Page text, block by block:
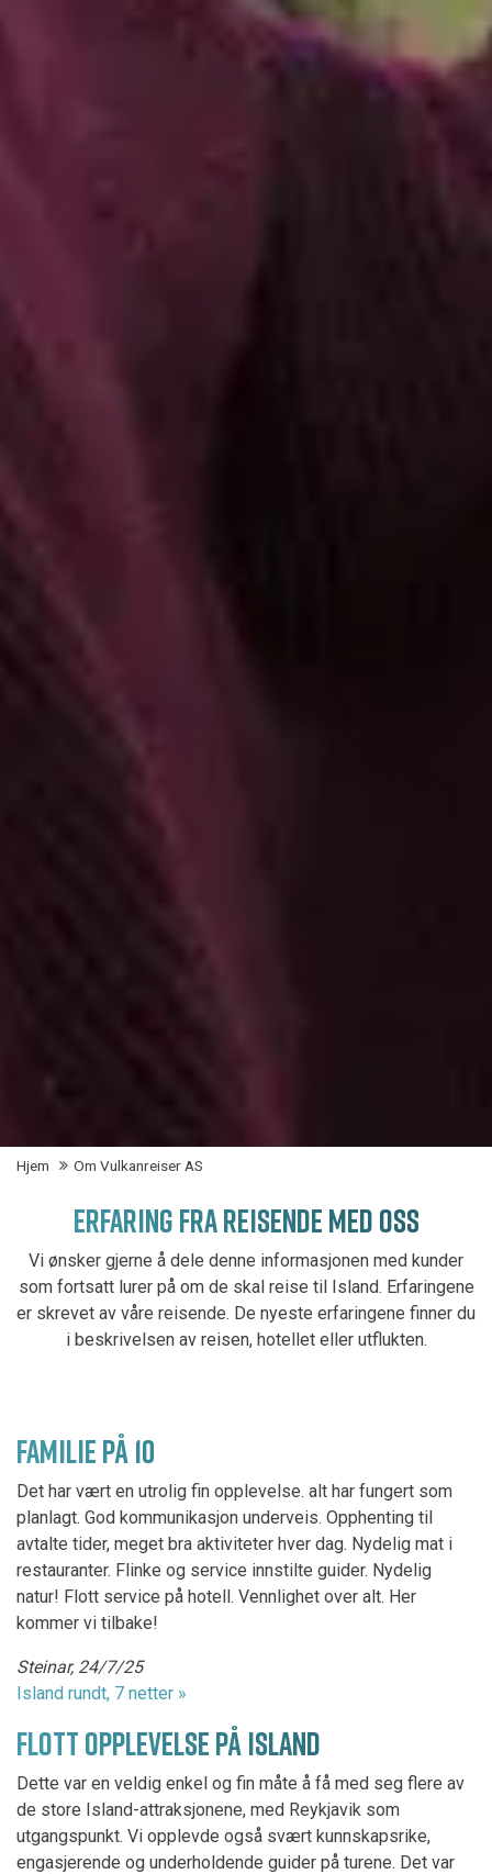
Hjem Om Vulkanreiser AS
ERFARING FRA REISENDE MED OSS
Vi ønsker gjerne å dele denne informasjonen med kunder
som fortsatt lurer på om de skal reise til Island. Erfaringene
er skrevet av våre reisende. De nyeste erfaringene finner du
i beskrivelsen av reisen, hotellet eller utflukten.
FAMILIE PÅ 10
Det har vært en utrolig fin opplevelse. alt har fungert som
planlagt. God kommunikasjon underveis. Opphenting til
avtalte tider, meget bra aktiviteter hver dag. Nydelig mat i
restauranter. Flinke og service innstilte guider. Nydelig
natur! Flott service på hotell. Vennlighet over alt. Her
kommer vi tilbake!
Steinar, 24/7/25
Island rundt, 7 netter »
FLOTT OPPLEVELSE PÅ ISLAND
Dette var en veldig enkel og fin måte å få med seg flere av
de store Island-attraksjonene, med Reykjavik som
utgangspunkt. Vi opplevde også svært kunnskapsrike,
engasjerende og underholdende guider på turene. Det var